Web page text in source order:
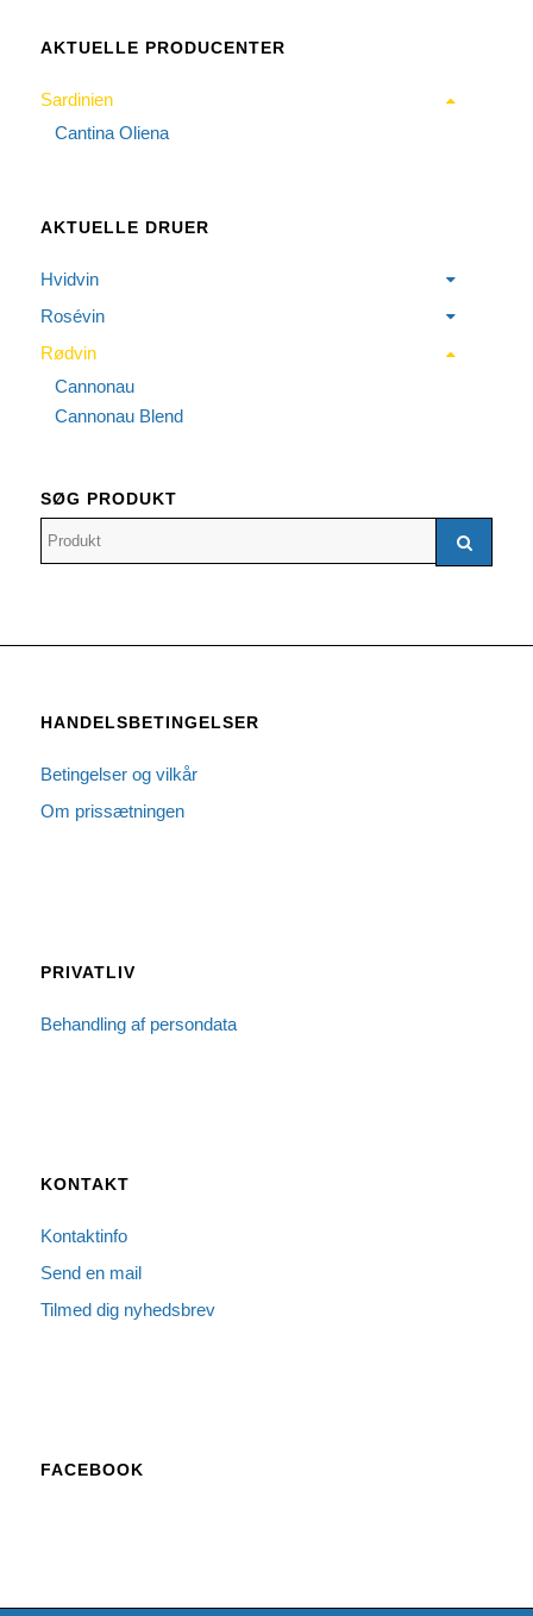
AKTUELLE PRODUCENTER
Sardinien
Cantina Oliena
AKTUELLE DRUER
Hvidvin
Rosévin
Rødvin
Cannonau
Cannonau Blend
SØG PRODUKT
HANDELSBETINGELSER
Betingelser og vilkår
Om prissætningen
PRIVATLIV
Behandling af persondata
KONTAKT
Kontaktinfo
Send en mail
Tilmed dig nyhedsbrev
FACEBOOK